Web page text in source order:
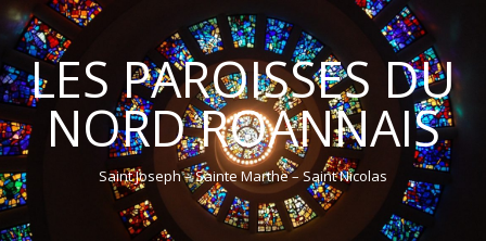
LES PAROISSES DU
NORD ROANNAIS
Saint Joseph – Sainte Marthe – Saint Nicolas